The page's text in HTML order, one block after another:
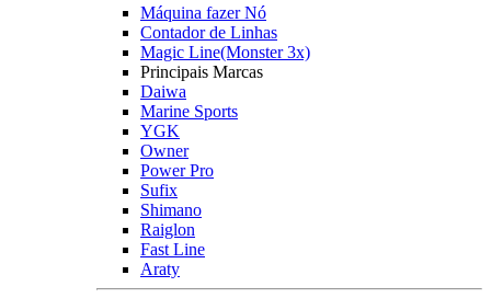
Máquina fazer Nó
Contador de Linhas
Magic Line(Monster 3x)
Principais Marcas
Daiwa
Marine Sports
YGK
Owner
Power Pro
Sufix
Shimano
Raiglon
Fast Line
Araty